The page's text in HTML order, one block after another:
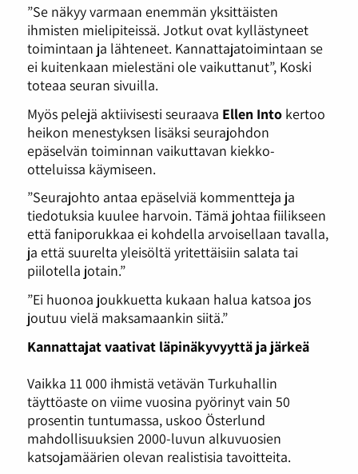
”Se näkyy varmaan enemmän yksittäisten
ihmisten mielipiteissä. Jotkut ovat kyllästyneet
toimintaan ja lähteneet. Kannattajatoimintaan se
ei kuitenkaan mielestäni ole vaikuttanut”, Koski
toteaa seuran sivuilla.
Myös pelejä aktiivisesti seuraava Ellen Intokertoo
heikon menestyksen lisäksi seurajohdon
epäselvän toiminnan vaikuttavan kiekko-
otteluissa käymiseen.
”Seurajohto antaa epäselviä kommentteja ja
tiedotuksia kuulee harvoin. Tämä johtaa fiilikseen
että faniporukkaa ei kohdella arvoisellaan tavalla,
ja että suurelta yleisöltä yritettäisiin salata tai
piilotella jotain.”
”Ei huonoa joukkuetta kukaan halua katsoa jos
joutuu vielä maksamaankin siitä.”
Kannattajat vaativat läpinäkyvyyttä ja järkeä
Vaikka 11 000 ihmistä vetävän Turkuhallin
täyttöaste on viime vuosina pyörinyt vain 50
prosentin tuntumassa, uskoo Österlund
mahdollisuuksien 2000-luvun alkuvuosien
katsojamäärien olevan realistisia tavoitteita.